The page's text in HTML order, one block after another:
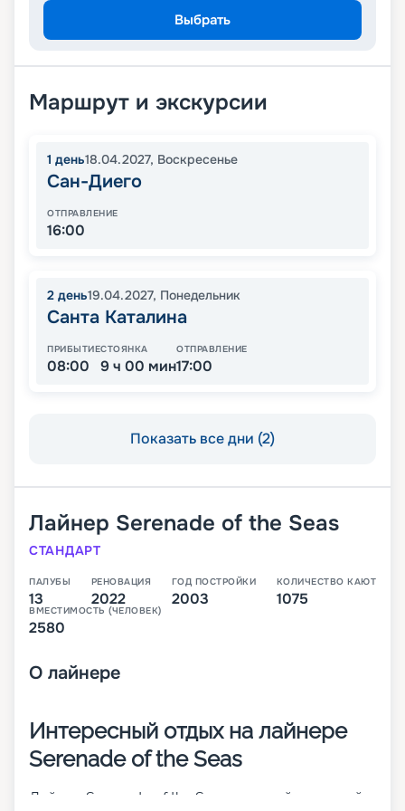
Выбрать
Маршрут и экскурсии
1 день18.04.2027, Воскресенье
Сан-Диего
ОТПРАВЛЕНИЕ
16:00
2 день19.04.2027, Понедельник
Санта Каталина
ПРИБЫТИЕ
08:00
СТОЯНКА
9 ч 00 мин
ОТПРАВЛЕНИЕ
17:00
Показать все дни (2)
Лайнер Serenade of the Seas
СТАНДАРТ
ПАЛУБЫ
13
РЕНОВАЦИЯ
2022
ГОД ПОСТРОЙКИ
2003
КОЛИЧЕСТВО КАЮТ
1075
ВМЕСТИМОСТЬ (ЧЕЛОВЕК)
2580
О лайнере
Интересный отдых на лайнере
Serenade of the Seas
Лайнер Serenade of the Seas – третий круизный